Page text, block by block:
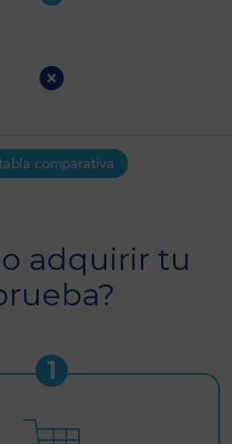
comparativa
adquirir tu
1